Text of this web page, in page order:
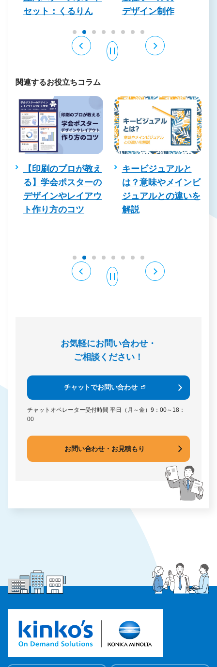
セット：くるりん
デザイン制作
関連するお役立ちコラム
【印刷のプロが教え
る】学会ポスターの
デザインやレイアウ
ト作り方のコツ
キービジュアルと
は？意味やメインビ
ジュアルとの違いを
解説
お気軽にお問い合わせ・
ご相談ください！
チャットでお問い合わせ
チャットオペレーター受付時間 平日（月～金）9：00～18：
00
お問い合わせ・お見積もり